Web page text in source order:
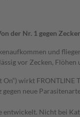
der Nr. 1 gegen
und
vor Zecken,
wirkt
neue
Nicht bei